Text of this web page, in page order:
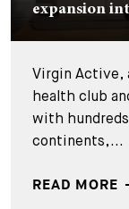
expansion
Virgin Active,
health club
with
continents,...
READ MORE